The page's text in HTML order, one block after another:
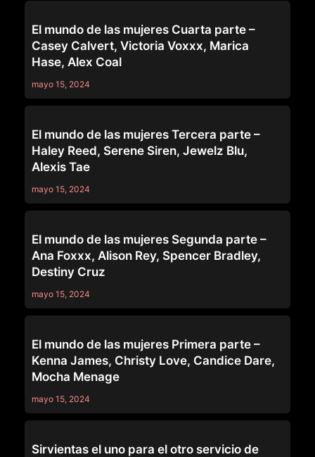
El mundo de las mujeres Cuarta parte –
Casey Calvert, Victoria Voxxx, Marica
Hase, Alex Coal
mayo 15, 2024
El mundo de las mujeres Tercera parte –
Haley Reed, Serene Siren, Jewelz Blu,
Alexis Tae
mayo 15, 2024
El mundo de las mujeres Segunda parte –
Ana Foxxx, Alison Rey, Spencer Bradley,
Destiny Cruz
mayo 15, 2024
El mundo de las mujeres Primera parte –
Kenna James, Christy Love, Candice Dare,
Mocha Menage
mayo 15, 2024
Sirvientas el uno para el otro servicio de